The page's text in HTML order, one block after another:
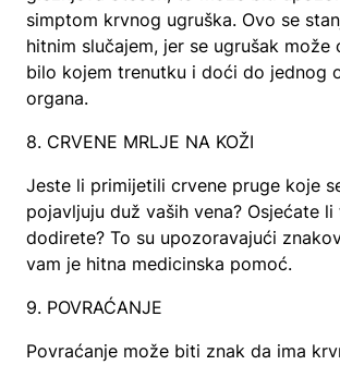
simptom krvnog ugruška. Ovo se
hitnim slučajem, jer se ugrušak može
bilo kojem trenutku i doći do jednog
organa.
8. CRVENE MRLJE NA KOŽI
Jeste li primijetili crvene pruge koje
pojavljuju duž vaših vena? Osjećate
dodirete? To su upozoravajući
vam je hitna medicinska pomoć.
9. POVRAĆANJE
Povraćanje može biti znak da ima